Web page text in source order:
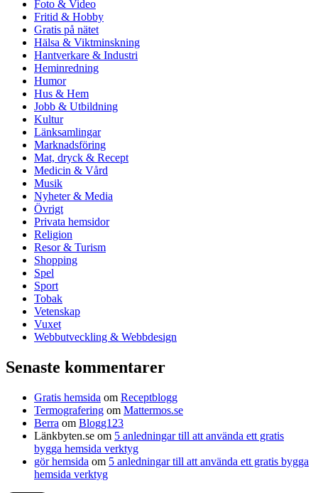
Foto & Video
Fritid & Hobby
Gratis på nätet
Hälsa & Viktminskning
Hantverkare & Industri
Heminredning
Humor
Hus & Hem
Jobb & Utbildning
Kultur
Länksamlingar
Marknadsföring
Mat, dryck & Recept
Medicin & Vård
Musik
Nyheter & Media
Övrigt
Privata hemsidor
Religion
Resor & Turism
Shopping
Spel
Sport
Tobak
Vetenskap
Vuxet
Webbutveckling & Webbdesign
Senaste kommentarer
Gratis hemsida om Receptblogg
Termografering om Mattermos.se
Berra om Blogg123
Länkbyten.se om 5 anledningar till att använda ett gratis
bygga hemsida verktyg
gör hemsida om 5 anledningar till att använda ett gratis bygga
hemsida verktyg